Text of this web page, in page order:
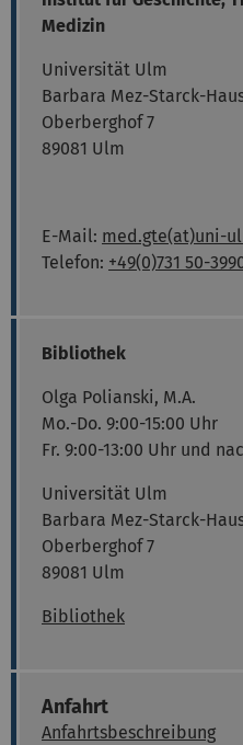
Medizin
Universität Ulm
Barbara Mez-Starck-
Oberberghof 7
89081 Ulm
E-Mail: med.gte(at)uni-
Telefon: +49(0)731 50-
Bibliothek
Olga Polianski, M.A.
Mo.-Do. 9:00-15:00 Uhr
Fr. 9:00-13:00 Uhr und
Universität Ulm
Barbara Mez-Starck-
Oberberghof 7
89081 Ulm
Bibliothek
Anfahrt
Anfahrtsbeschreibung